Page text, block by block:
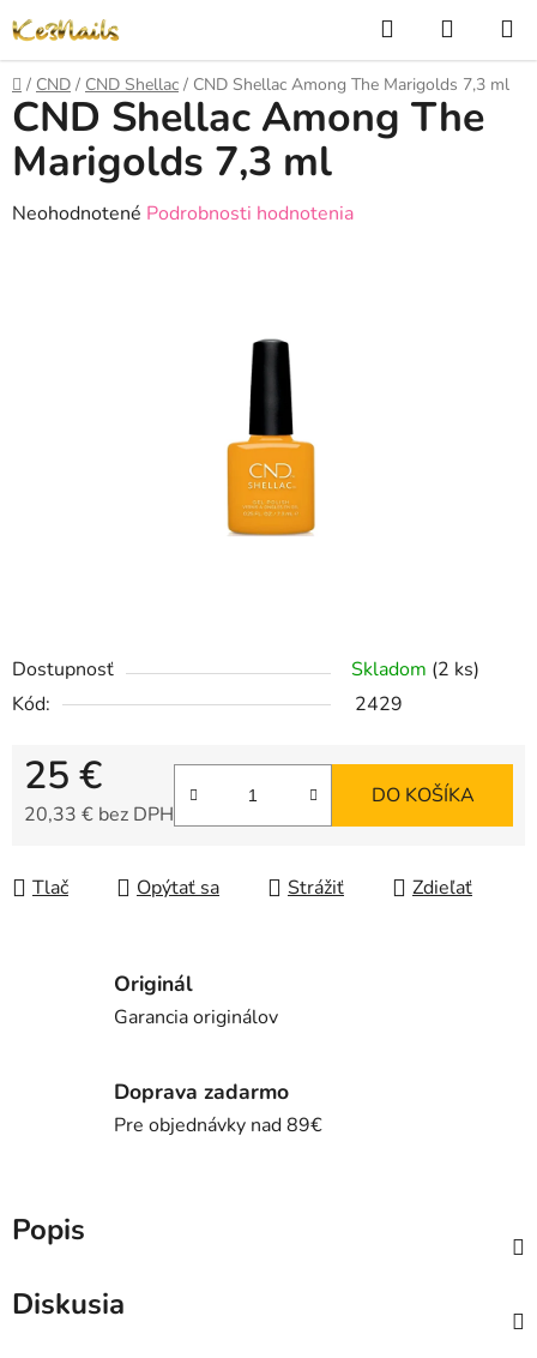
na
obsah
Hľadať
KOŠÍK
Domov
/ CND / CND Shellac / CND Shellac Among The Marigolds 7,3 ml
Dostupnosť Skladom (2 ks)
Kód:
2429
25 €
20,33 € bez DPH
DO KOŠÍKA
Tlač Opýtať sa Strážiť Zdieľať
CND Shellac Among The
Marigolds 7,3 ml
Priemerné
Neohodnotené Podrobnosti hodnotenia
Originál
Garancia originálov
Doprava zadarmo
Pre objednávky nad 89€
Popis
Diskusia